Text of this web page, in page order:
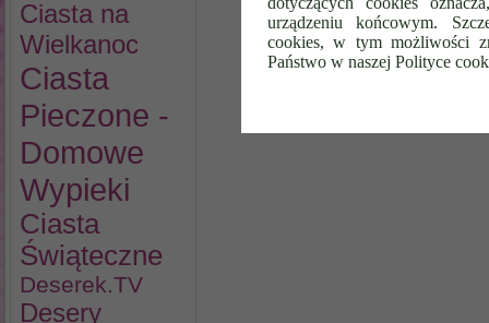
urządzeniu końcowym.
cookies, w tym możliwości
Państwo w naszej Polityce
Ciasta na
Wielkanoc
Ciasta
Pieczone -
Domowe
Wypieki
Ciasta
Świąteczne
Deserek.TV
Desery